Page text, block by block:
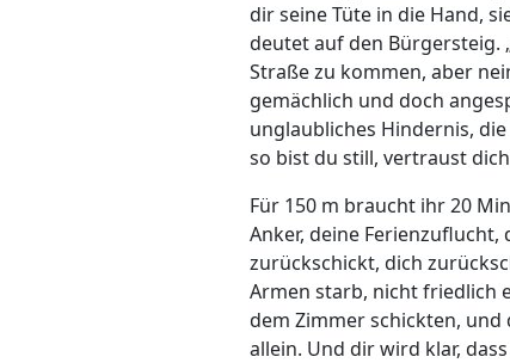
dir seine Tüte in die Hand,
deutet auf den Bürgersteig.
Straße zu kommen, aber
gemächlich und doch
unglaubliches Hindernis,
so bist du still, vertraust
Für 150 m braucht ihr 20
Anker, deine
zurückschickt, dich
Armen starb, nicht friedlich
dem Zimmer schickten,
allein. Und dir wird klar,